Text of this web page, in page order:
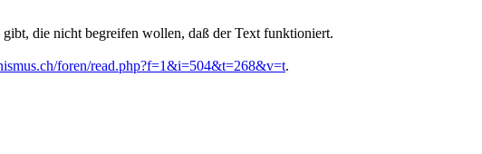
die nicht begreifen wollen, daß der Text funktioniert.
foren/read.php?f=1&i=504&t=268&v=t.